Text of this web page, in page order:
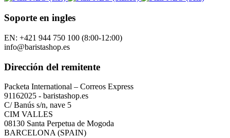
Soporte en ingles
EN: +421 944 750 100 (8:00-12:00)
info@baristashop.es
Dirección del remitente
Packeta International – Correos Express
91162025 - baristashop.es
C/ Banús s/n, nave 5
CIM VALLES
08130 Santa Perpetua de Mogoda
BARCELONA (SPAIN)